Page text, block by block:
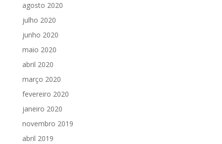
agosto 2020
julho 2020
junho 2020
maio 2020
abril 2020
março 2020
fevereiro 2020
janeiro 2020
novembro 2019
abril 2019